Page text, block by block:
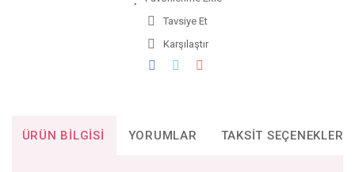
Tavsiye Et
Karşılaştır
ÜRÜN BILGISI YORUMLAR TAKSIT SEÇENEKLERI